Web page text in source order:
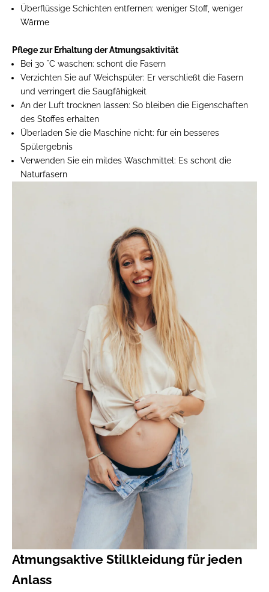
Überflüssige Schichten entfernen: weniger Stoff, weniger
Wärme
Pflege zur Erhaltung der Atmungsaktivität
Bei 30 °C waschen: schont die Fasern
Verzichten Sie auf Weichspüler: Er verschließt die Fasern
und verringert die Saugfähigkeit
An der Luft trocknen lassen: So bleiben die Eigenschaften
des Stoffes erhalten
Überladen Sie die Maschine nicht: für ein besseres
Spülergebnis
Verwenden Sie ein mildes Waschmittel: Es schont die
Naturfasern
Atmungsaktive Stillkleidung für jeden
Anlass